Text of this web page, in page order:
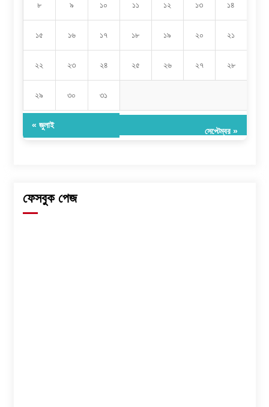
৮ ৯ ১০ ১১ ১২ ১৩ ১৪
১৫ ১৬ ১৭ ১৮ ১৯ ২০ ২১
২২ ২৩ ২৪ ২৫ ২৬ ২৭ ২৮
২৯ ৩০ ৩১
« জুলাই
সেপ্টেম্বর »
ফেসবুক পেজ